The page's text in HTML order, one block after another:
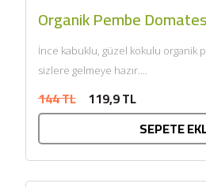
Organik Pembe
İnce kabuklu, güzel kokulu organik
sizlere gelmeye hazır....
144 TL 119,9 TL
SEPETE